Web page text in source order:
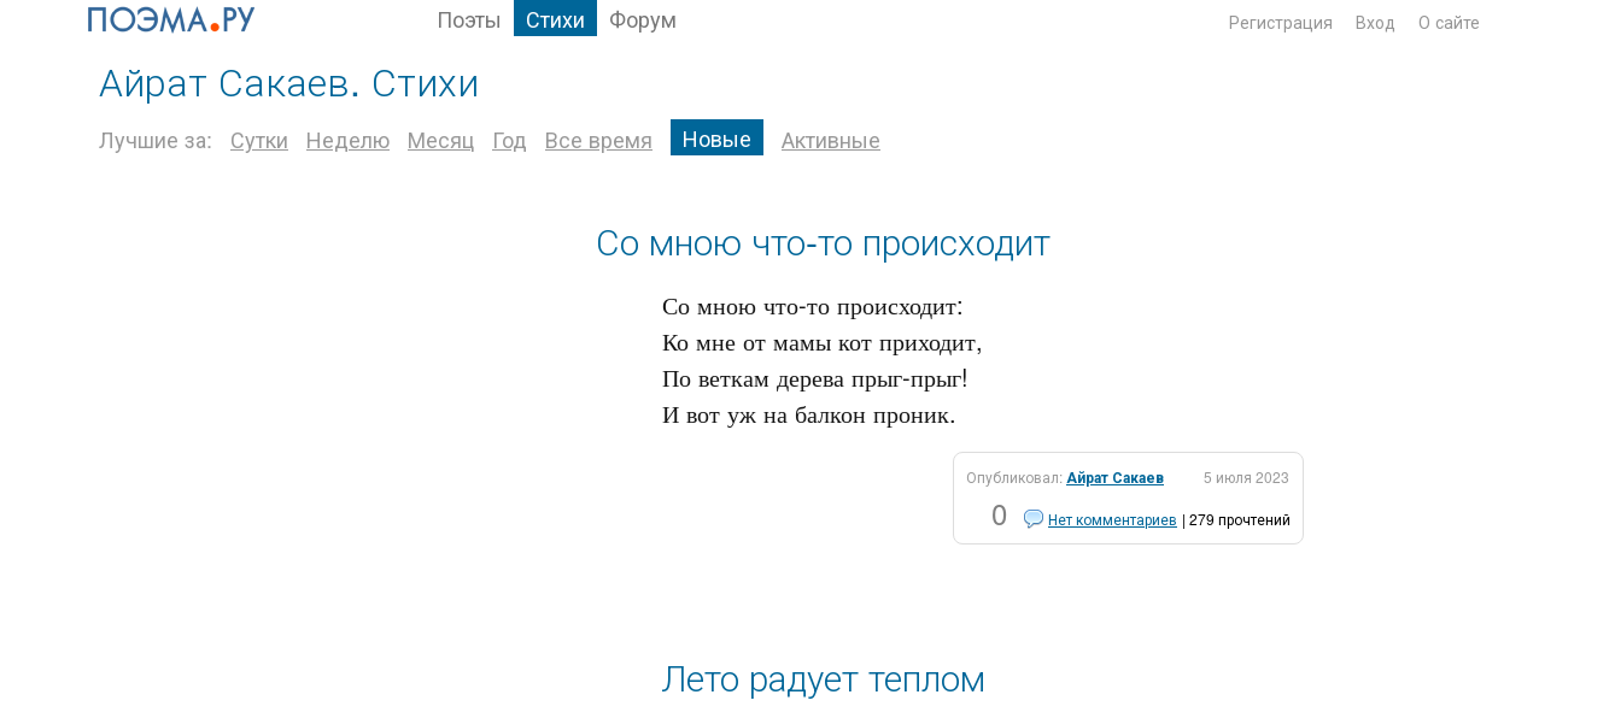
Поэты Стихи Форум Регистрация Вход О сайте
Айрат Сакаев. Стихи
Лучшие за: Сутки Неделю Месяц Год Все время Новые Активные
Со мною что-то происходит
Со мною что-то происходит:
Ко мне от мамы кот приходит,
По веткам дерева прыг-прыг!
Опубликовал:Айрат Сакаев 5 июля 2023
0 Нет комментариев | 279 прочтений
Лето радует теплом